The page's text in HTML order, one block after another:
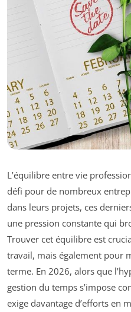
L’équilibre entre vie
défi pour de nombreux
dans leurs projets, ces
une pression constante qui
Trouver cet équilibre est
travail, mais également pour
terme. En 2026, alors que
gestion du temps s’impose
exige davantage d’efforts en